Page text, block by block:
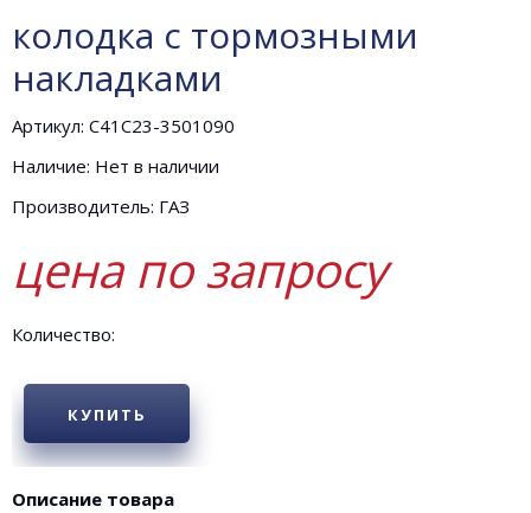
колодка с тормозными
накладками
Артикул: С41С23-3501090
Наличие: Нет в наличии
Производитель: ГАЗ
цена по запросу
Количество:
КУПИТЬ
Описание товара